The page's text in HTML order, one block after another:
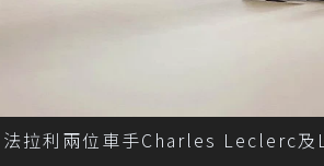
拉利兩位車手Charles Leclerc